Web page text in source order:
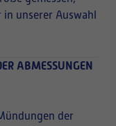
unserer Auswahl
ABMESSUNGEN
der